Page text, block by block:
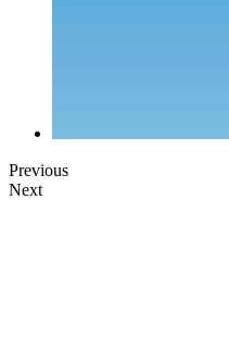
Previous
Next